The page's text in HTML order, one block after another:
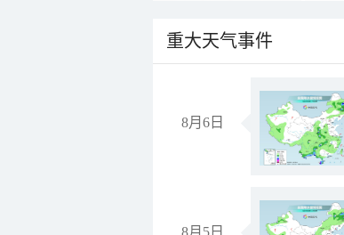
重大天气事件
8月6日
8月5日